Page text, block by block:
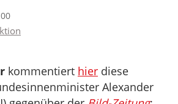
kommentiert hier diese
Alexander